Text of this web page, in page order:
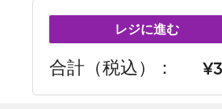
レジに進む
合計（税込）